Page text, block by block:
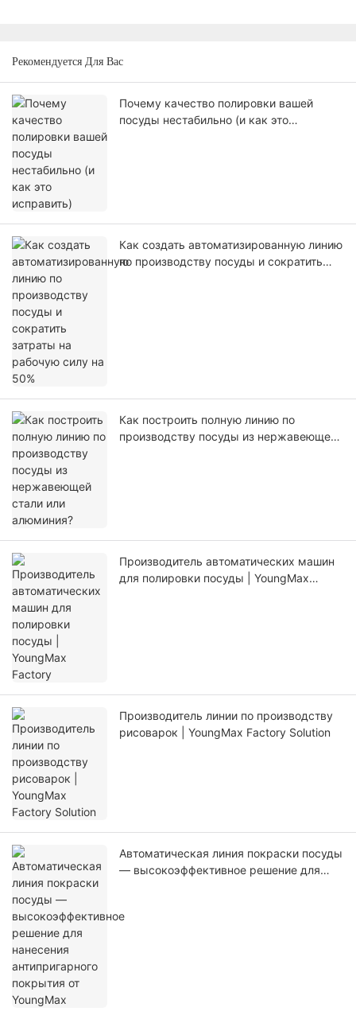
Рекомендуется Для Вас
Почему качество полировки вашей
посуды нестабильно (и как это
Как создать автоматизированную линию
по производству посуды и сократить
Как построить полную линию по
производству посуды из нержавеющей
Производитель автоматических машин
для полировки посуды | YoungMax
Производитель линии по производству
рисоварок | YoungMax Factory Solution
Автоматическая линия покраски посуды
— высокоэффективное решение для